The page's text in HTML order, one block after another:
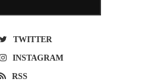
TWITTER
INSTAGRAM
RSS